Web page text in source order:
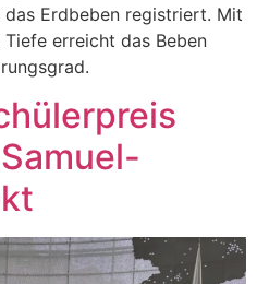
Erd­beben reg­istri­ert. Mit
erre­icht das Beben